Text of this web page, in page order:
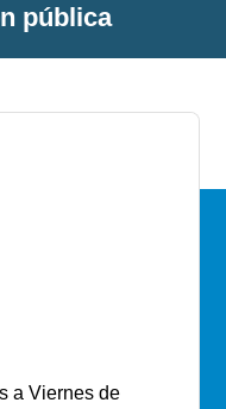
pública
a Viernes de